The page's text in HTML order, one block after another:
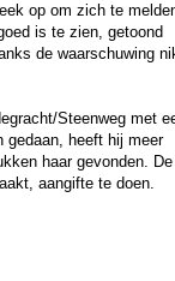
op om zich te
is te zien, getoond
de waarschuwing
Steenweg met
gedaan, heeft hij meer
haar gevonden. De
aangifte te doen.